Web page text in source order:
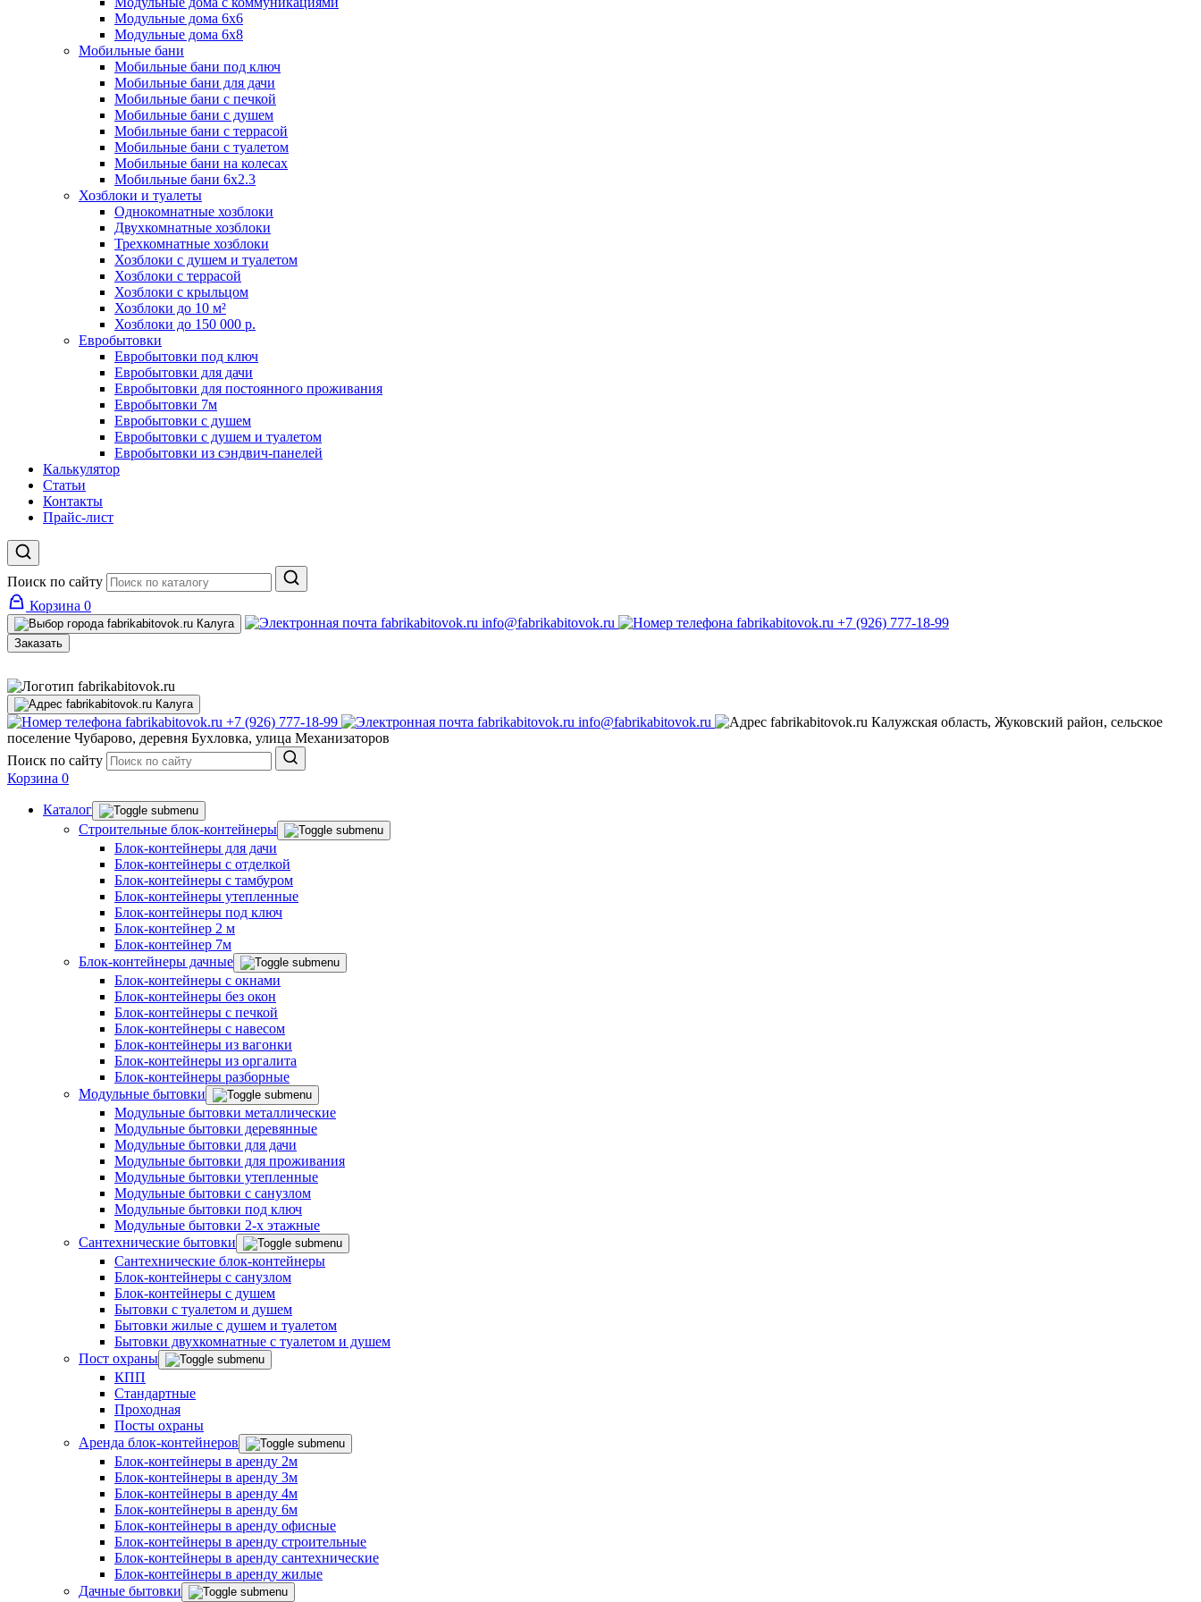
Модульные дома 6x6
Модульные дома 6x8
Мобильные бани
Мобильные бани под ключ
Мобильные бани для дачи
Мобильные бани с печкой
Мобильные бани с душем
Мобильные бани с террасой
Мобильные бани с туалетом
Мобильные бани на колесах
Мобильные бани 6х2.3
Хозблоки и туалеты
Однокомнатные хозблоки
Двухкомнатные хозблоки
Трехкомнатные хозблоки
Хозблоки с душем и туалетом
Хозблоки с террасой
Хозблоки с крыльцом
Хозблоки до 10 м²
Хозблоки до 150 000 р.
Евробытовки
Евробытовки под ключ
Евробытовки для дачи
Евробытовки для постоянного проживания
Евробытовки 7м
Евробытовки с душем
Евробытовки с душем и туалетом
Евробытовки из сэндвич-панелей
Калькулятор
Статьи
Контакты
Прайс-лист
Поиск по сайту
Корзина 0
Калуга info@fabrikabitovok.ru +7 (926) 777-18-99
Заказать
Калуга
+7 (926) 777-18-99 info@fabrikabitovok.ru
Калужская область, Жуковский район, сельское
поселение Чубарово, деревня Бухловка, улица Механизаторов
Поиск по сайту
Корзина 0
Каталог
Строительные блок-контейнеры
Блок-контейнеры для дачи
Блок-контейнеры с отделкой
Блок-контейнеры с тамбуром
Блок-контейнеры утепленные
Блок-контейнеры под ключ
Блок-контейнер 2 м
Блок-контейнер 7м
Блок-контейнеры дачные
Блок-контейнеры с окнами
Блок-контейнеры без окон
Блок-контейнеры с печкой
Блок-контейнеры с навесом
Блок-контейнеры из вагонки
Блок-контейнеры из оргалита
Блок-контейнеры разборные
Модульные бытовки
Модульные бытовки металлические
Модульные бытовки деревянные
Модульные бытовки для дачи
Модульные бытовки для проживания
Модульные бытовки утепленные
Модульные бытовки с санузлом
Модульные бытовки под ключ
Модульные бытовки 2-х этажные
Сантехнические бытовки
Сантехнические блок-контейнеры
Блок-контейнеры с санузлом
Блок-контейнеры с душем
Бытовки с туалетом и душем
Бытовки жилые с душем и туалетом
Бытовки двухкомнатные с туалетом и душем
Пост охраны
КПП
Стандартные
Проходная
Посты охраны
Аренда блок-контейнеров
Блок-контейнеры в аренду 2м
Блок-контейнеры в аренду 3м
Блок-контейнеры в аренду 4м
Блок-контейнеры в аренду 6м
Блок-контейнеры в аренду офисные
Блок-контейнеры в аренду строительные
Блок-контейнеры в аренду сантехнические
Блок-контейнеры в аренду жилые
Дачные бытовки